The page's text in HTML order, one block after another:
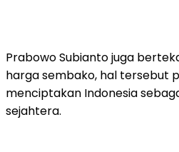
Prabowo Subianto juga
harga sembako, hal tersebut
menciptakan Indonesia
sejahtera.